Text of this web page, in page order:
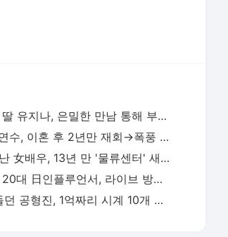
송해 입양 딸 유지나, 은밀한 만남 통해 부녀관계로.."술 데이트 즐긴다"
일라이·지연수, 이혼 후 2년만 재회→폭풍 오열 "법정에서도 못 봐"
연예계 떠난 女배우, 13년 만 '물류센터' 새벽 알바 포착 "지옥 같았다"
한국 거주 20대 日인플루언서, 라이브 방송 도중 사망..시청자들 목격 '충격'
'사망설' 돌던 공형진, 1억짜리 시계 10개 팔아 직원 월급…"치아 빠질 정도 스트레스"